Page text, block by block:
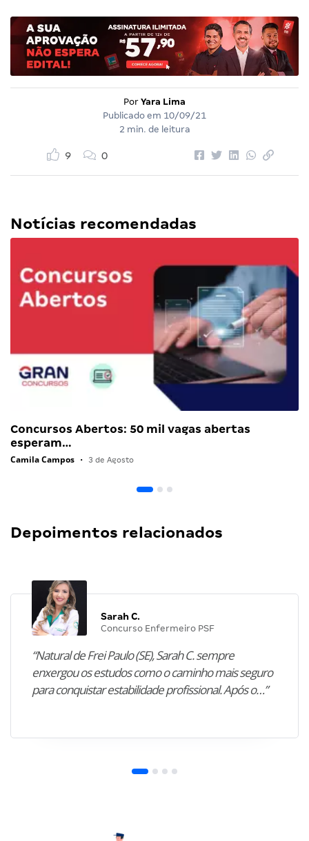
Por Yara Lima
Publicado em 10/09/21
2 min. de leitura
9 0
Notícias recomendadas
Concursos Abertos: 50 mil vagas abertas
esperam…
Camila Campos • 3 de Agosto
Depoimentos relacionados
Sarah C.
Concurso Enfermeiro PSF
“Natural de Frei Paulo (SE), Sarah C. sempre
enxergou os estudos como o caminho mais seguro
para conquistar estabilidade profissional. Após o…”